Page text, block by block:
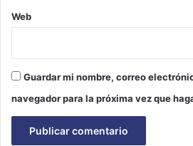
Web
Guardar mi nombre, correo
navegador para la próxima vez que